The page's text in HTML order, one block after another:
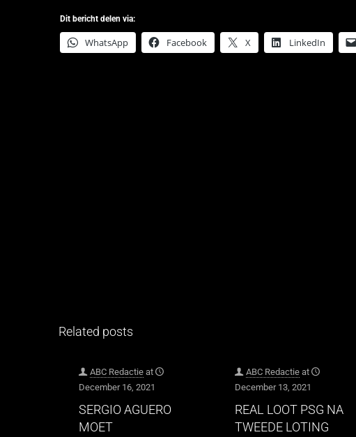
Dit bericht delen via:
WhatsApp Facebook X LinkedIn
Related posts
ABC Redactie at
December 16, 2021
SERGIO AGUERO
MOET
ABC Redactie at
December 13, 2021
REAL LOOT PSG NA
TWEEDE LOTING